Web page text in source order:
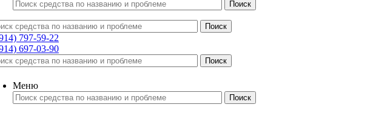
797-59-22
697-03-90
Меню